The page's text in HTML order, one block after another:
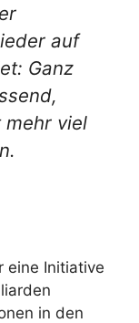
auf
Ganz
mehr viel
eine Initiative
in den